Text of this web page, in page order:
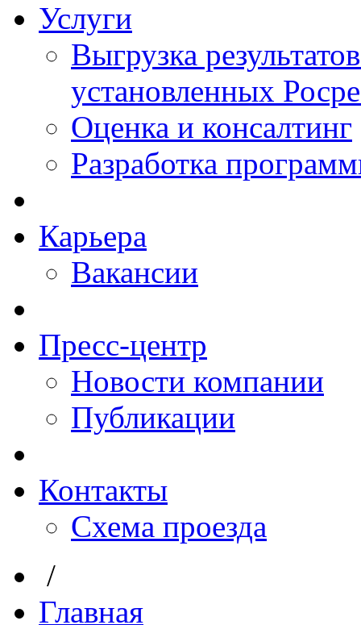
Услуги
Выгрузка
установленных
Оценка и консалтинг
Разработка
Карьера
Вакансии
Пресс-центр
Новости компании
Публикации
Контакты
Схема проезда
/
Главная